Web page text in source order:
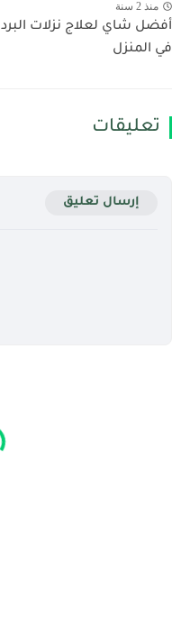
منذ 2 سنة
أفضل شاي لعلاج نزلات البرد
في المنزل
تعليقات
إرسال تعليق